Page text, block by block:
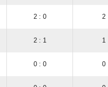
2 : 0 2
2 : 1 1
0 : 0 0